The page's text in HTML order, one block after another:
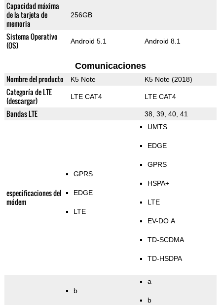
Capacidad máxima
de la tarjeta de
memoria
256GB
Sistema Operativo
(OS)
Android 5.1 Android 8.1
Comunicaciones
Nombre del producto K5 Note K5 Note (2018)
Categoría de LTE
(descargar)
LTE CAT4 LTE CAT4
Bandas LTE 38, 39, 40, 41
especificaciones del
módem
GPRS
EDGE
LTE
UMTS
EDGE
GPRS
HSPA+
LTE
EV-DO A
TD-SCDMA
TD-HSDPA
b
a
b